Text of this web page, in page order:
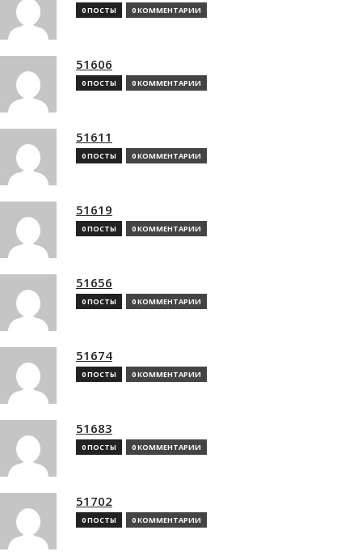
0 ПОСТЫ 0 КОММЕНТАРИИ
51606
0 ПОСТЫ 0 КОММЕНТАРИИ
51611
0 ПОСТЫ 0 КОММЕНТАРИИ
51619
0 ПОСТЫ 0 КОММЕНТАРИИ
51656
0 ПОСТЫ 0 КОММЕНТАРИИ
51674
0 ПОСТЫ 0 КОММЕНТАРИИ
51683
0 ПОСТЫ 0 КОММЕНТАРИИ
51702
0 ПОСТЫ 0 КОММЕНТАРИИ